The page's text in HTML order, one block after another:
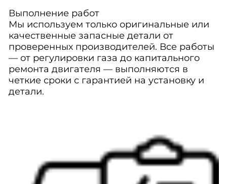
Выполнение работ
Мы используем только оригинальные или
качественные запасные детали от
проверенных производителей. Все работы
— от регулировки газа до капитального
ремонта двигателя — выполняются в
четкие сроки с гарантией на установку и
детали.